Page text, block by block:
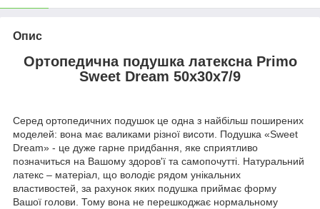
Опис
Ортопедична подушка латексна Primo
Sweet Dream 50x30x7/9
Серед ортопедичних подушок це одна з найбільш поширених
моделей: вона має валиками різної висоти. Подушка «Sweet
Dream» - це дуже гарне придбання, яке сприятливо
позначиться на Вашому здоров'ї та самопочутті. Натуральний
латекс – матеріал, що володіє рядом унікальних
властивостей, за рахунок яких подушка приймає форму
Вашої голови. Тому вона не перешкоджає нормальному